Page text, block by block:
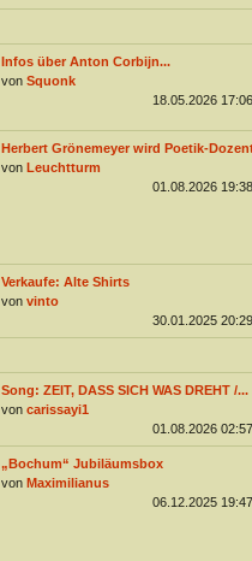
Infos über Anton Corbijn...
von Squonk
18.05.2026 17:06
Herbert Grönemeyer wird Poetik-
von Leuchtturm
01.08.2026 19:38
Verkaufe: Alte Shirts
von vinto
30.01.2025 20:29
Song: ZEIT, DASS SICH WAS DREHT /...
von carissayi1
01.08.2026 02:57
„Bochum“ Jubiläumsbox
von Maximilianus
06.12.2025 19:47